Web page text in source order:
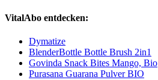
VitalAbo entdecken:
Dymatize
BlenderBottle Bottle Brush 2in1
Govinda Snack Bites Mango, Bio
Purasana Guarana Pulver BIO